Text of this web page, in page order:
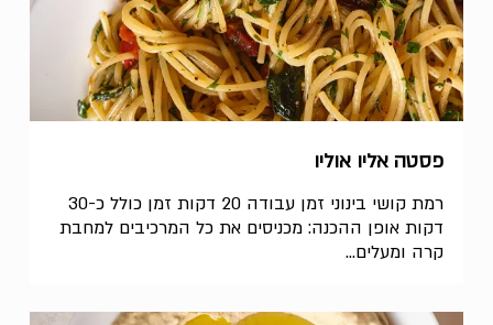
פסטה אליו אוליו
רמת קושי בינוני זמן עבודה 20 דקות זמן כולל כ-30
דקות אופן ההכנה: מכניסים את כל המרכיבים למחבת
קרה ומעלים...